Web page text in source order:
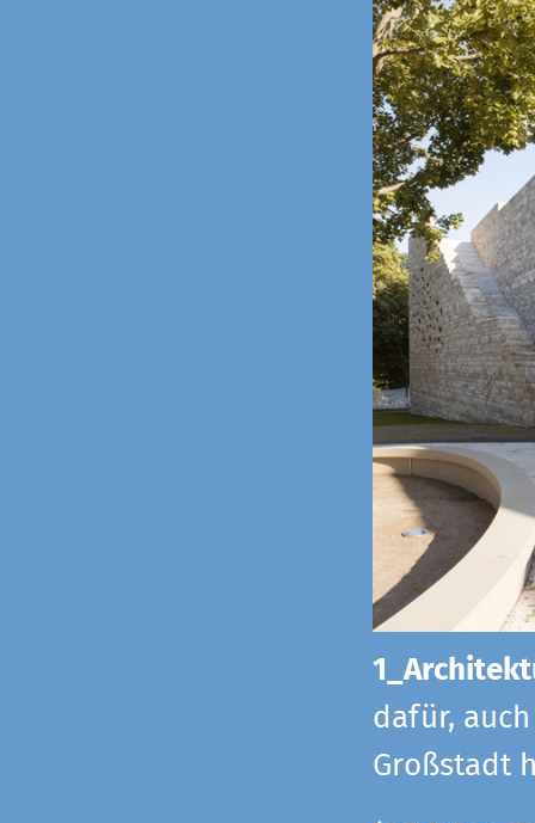
dafür,
Großstadt